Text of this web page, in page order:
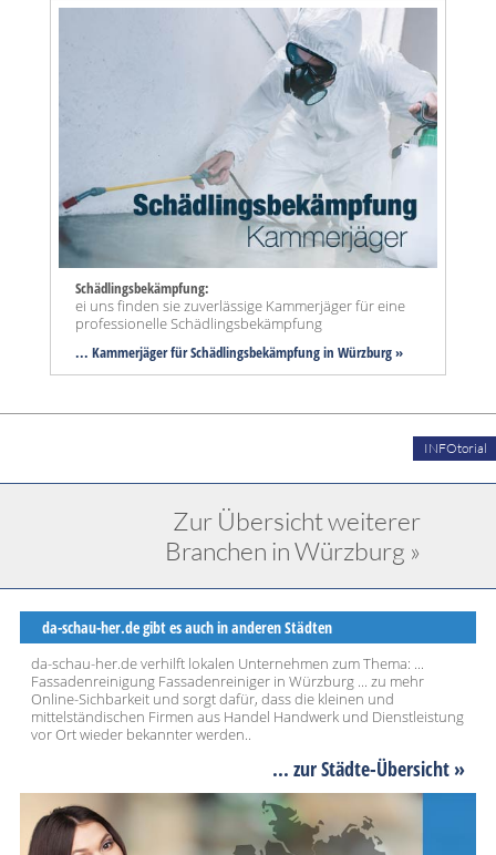
Schädlingsbekämpfung:
ei uns finden sie zuverlässige Kammerjäger für eine
professionelle Schädlingsbekämpfung
... Kammerjäger für Schädlingsbekämpfung in Würzburg »
INFOtorial
Zur Übersicht weiterer
Branchen in Würzburg »
da-schau-her.de gibt es auch in anderen Städten
da-schau-her.de verhilft lokalen Unternehmen zum Thema: ...
Fassadenreinigung Fassadenreiniger in Würzburg ... zu mehr
Online-Sichbarkeit und sorgt dafür, dass die kleinen und
mittelständischen Firmen aus Handel Handwerk und Dienstleistung
vor Ort wieder bekannter werden..
... zur Städte-Übersicht »